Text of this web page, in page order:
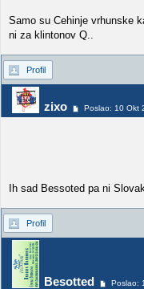
Samo su Cehinje vrhunske
ni za klintonov Q..
Profil
zixo Poslao: 10 Okt
Ih sad Bessoted pa ni
Profil
Besotted Poslao: